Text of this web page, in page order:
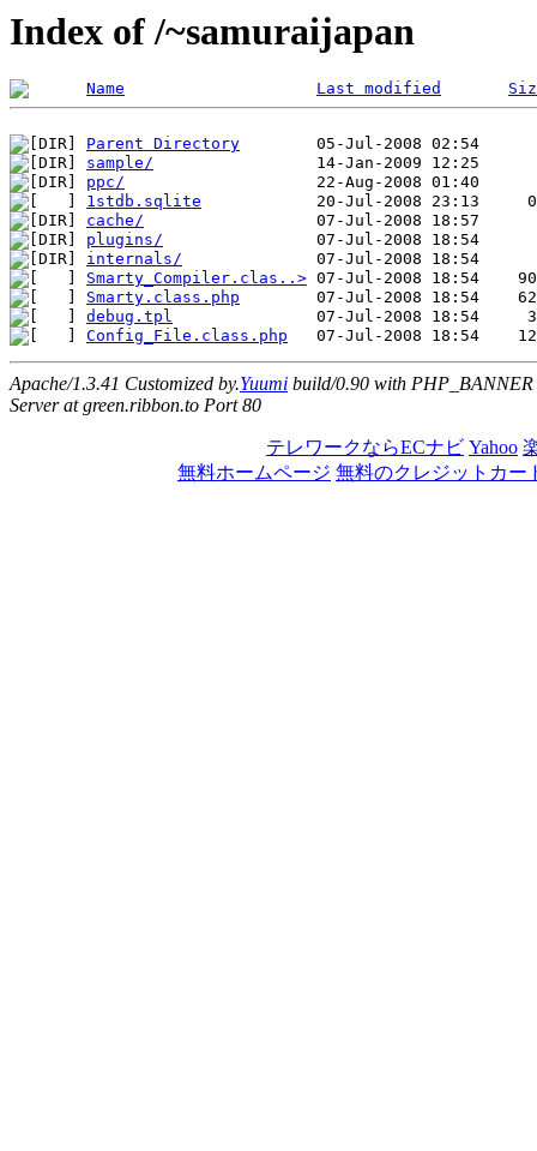
Index of /~samuraijapan
Name Last modified
Parent Directory
sample/
ppc/
1stdb.sqlite
cache/
plugins/
internals/
Smarty_Compiler.clas..>
Smarty.class.php
debug.tpl
Config_File.class.php
Apache/1.3.41 Customized by.Yuumi build/0.90 with PHP_BANNER
Server at green.ribbon.to Port 80
テレワークならECナビ Yahoo
無料ホームページ 無料のクレジットカー